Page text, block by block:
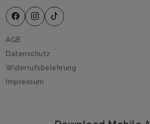
AGB
Datenschutz
Widerrufsbelehrung
Impressum